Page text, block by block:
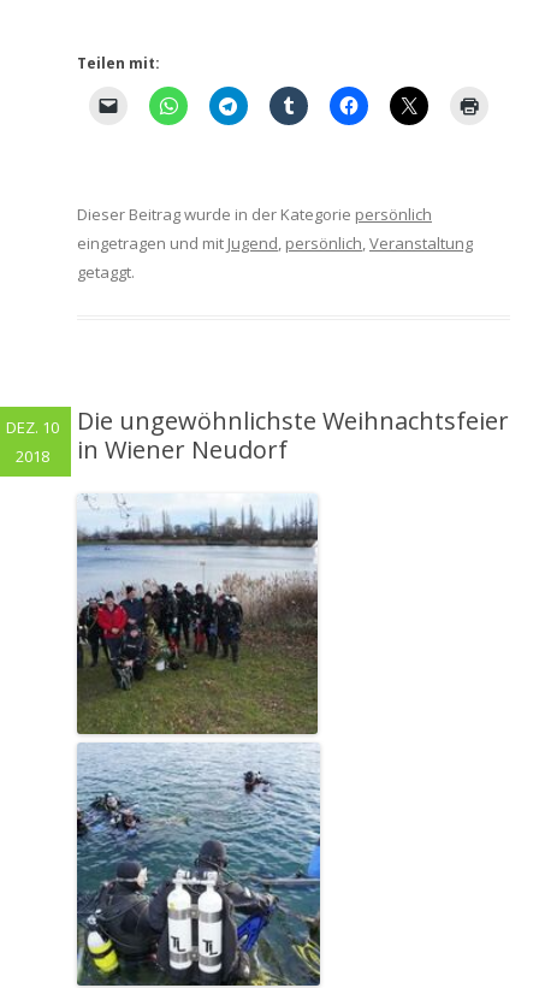
Teilen mit:
Dieser Beitrag wurde in der Kategorie persönlich
eingetragen und mit Jugend, persönlich,Veranstaltung
getaggt.
Die ungewöhnlichste Weihnachtsfeier
in Wiener Neudorf
DEZ. 10
2018